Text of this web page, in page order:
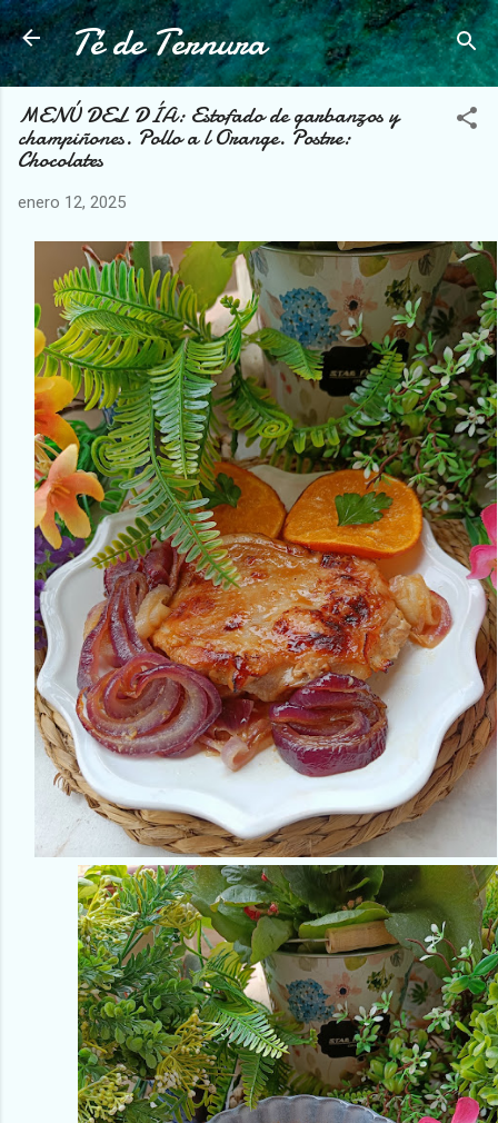
Ir al contenido principal
Té de Ternura
MENÚ DEL DÍA: Estofado de garbanzos y
champiñones. Pollo a l Orange. Postre:
Chocolates
enero 12, 2025